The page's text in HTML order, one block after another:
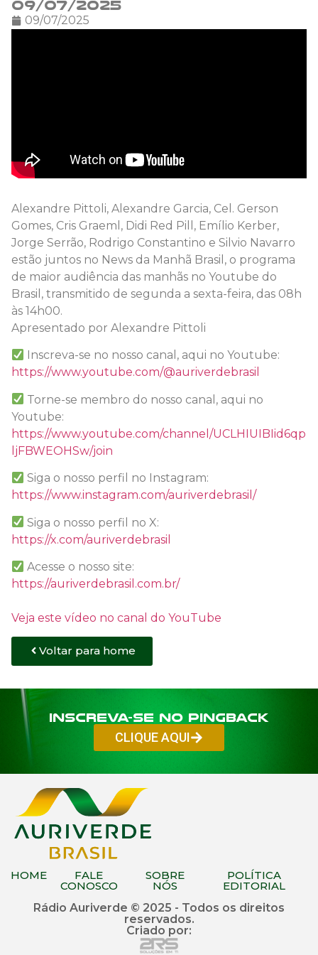
09/07/2025
09/07/2025
Alexandre Pittoli, Alexandre Garcia, Cel. Gerson
Gomes, Cris Graeml, Didi Red Pill, Emílio Kerber,
Jorge Serrão, Rodrigo Constantino e Silvio Navarro
estão juntos no News da Manhã Brasil, o programa
de maior audiência das manhãs no Youtube do
Brasil, transmitido de segunda a sexta-feira, das 08h
às 14h00.
Apresentado por Alexandre Pittoli
Inscreva-se no nosso canal, aqui no Youtube:
https://www.youtube.com/@auriverdebrasil
Torne-se membro do nosso canal, aqui no
Youtube:
https://www.youtube.com/channel/UCLHIUIBIid6qp
ljFBWEOHSw/join
Siga o nosso perfil no Instagram:
https://www.instagram.com/auriverdebrasil/
Siga o nosso perfil no X:
https://x.com/auriverdebrasil
Acesse o nosso site:
https://auriverdebrasil.com.br/
Veja este vídeo no canal do YouTube
Voltar para home
Inscreva-se no PINGBACK
CLIQUE AQUI
HOME FALE
CONOSCO
SOBRE
NÓS
POLÍTICA
EDITORIAL
Rádio Auriverde © 2025 - Todos os direitos
reservados.
Criado por: